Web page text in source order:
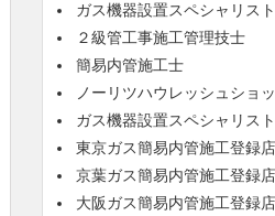
ガス機器設置スペシャリスト
２級管工事施工管理技士
簡易内管施工士
ノーリツハウレッシュショ
ガス機器設置スペシャリス
東京ガス簡易内管施工登録
京葉ガス簡易内管施工登録
大阪ガス簡易内管施工登録